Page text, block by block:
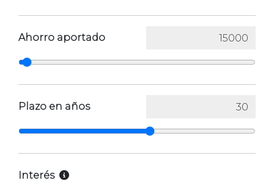
Ahorro aportado
Plazo en años
Interés